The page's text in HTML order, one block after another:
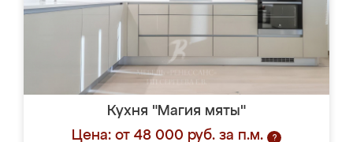
Кухня "Магия мяты"
Цена: от 48 000 руб. за п.м.
?